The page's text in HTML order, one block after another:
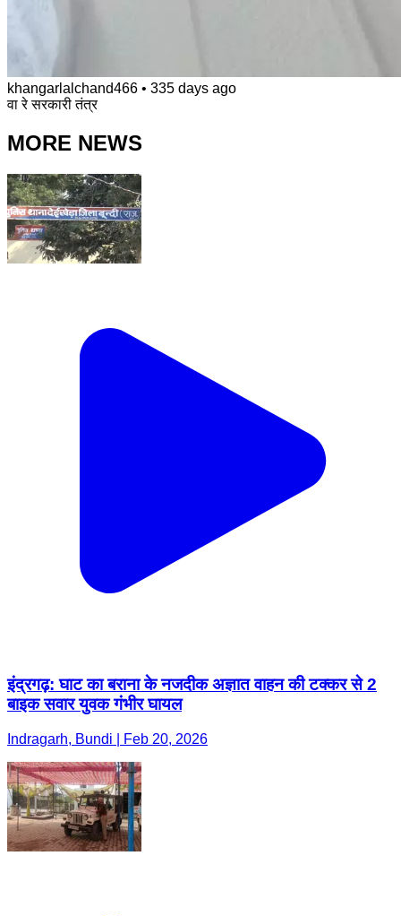
khangarlalchand466 • 335 days ago
वा रे सरकारी तंत्र
MORE NEWS
इंद्रगढ़: घाट का बराना के नजदीक अज्ञात वाहन की टक्कर से 2
बाइक सवार युवक गंभीर घायल
Indragarh, Bundi | Feb 20, 2026